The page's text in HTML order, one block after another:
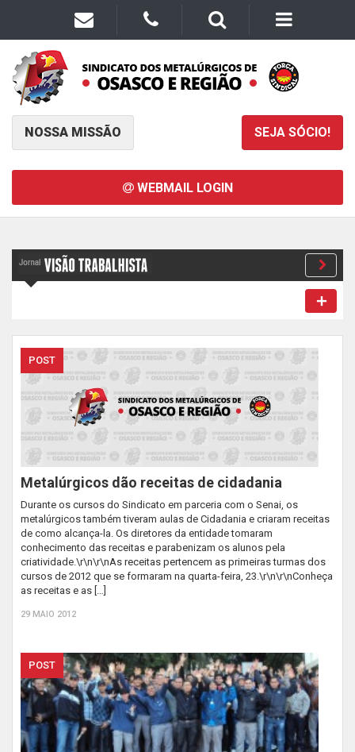
NOSSA MISSÃO SEJA SÓCIO!
WEBMAIL LOGIN
POST
Metalúrgicos dão receitas de cidadania
Durante os cursos do Sindicato em parceria com o Senai, os
metalúrgicos também tiveram aulas de Cidadania e criaram receitas
de como alcança-la. Os diretores da entidade tomaram
conhecimento das receitas e parabenizam os alunos pela
criatividade.\r\n\r\nAs receitas pertencem as primeiras turmas dos
cursos de 2012 que se formaram na quarta-feira, 23.\r\n\r\nConheça
as receitas e as […]
29 MAIO 2012
POST